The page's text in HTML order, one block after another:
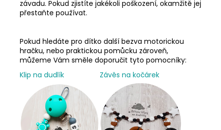
závadu. Pokud zjistíte jakékoli poškození, okamžitě jej
přestaňte používat.
Pokud hledáte pro dítko další bezva motorickou
hračku, nebo praktickou pomůcku zároveň,
můžeme Vám směle doporučit tyto pomocníky:
Klip na dudlík
Závěs na kočárek